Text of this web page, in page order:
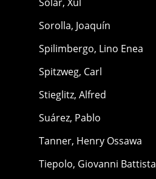
Sorolla, Joaquín
Spilimbergo, Lino Enea
Spitzweg, Carl
Stieglitz, Alfred
Suárez, Pablo
Tanner, Henry Ossawa
Tiepolo, Giovanni Battista